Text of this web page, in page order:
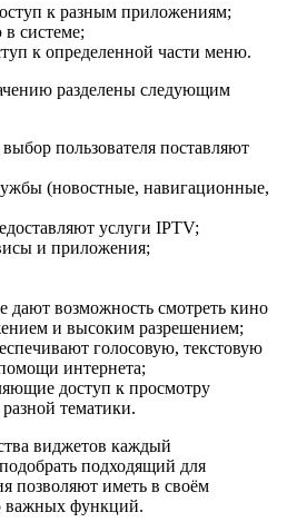
к разным приложениям;
системе;
к определенной части меню.
разделены следующим
пользователя поставляют
(новостные, навигационные,
услуги IPTV;
и приложения;
дают возможность смотреть кино
и высоким разрешением;
голосовую, текстовую
интернета;
доступ к просмотру
тематики.
виджетов каждый
подходящий для
позволяют иметь в своём
важных функций.